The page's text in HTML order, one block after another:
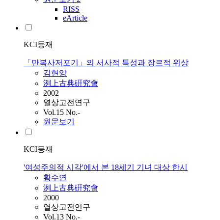
RISS
eArticle
KCI등재
「만복사저포기」의 서사적 특성과 장르적 위상
김현양
洌上古典硏究會
2002
열상고전연구
Vol.15 No.-
원문보기
KCI등재
'여성주의적 시각'에서 본 18세기 기녀 대상 한시
황수연
洌上古典硏究會
2000
열상고전연구
Vol.13 No.-